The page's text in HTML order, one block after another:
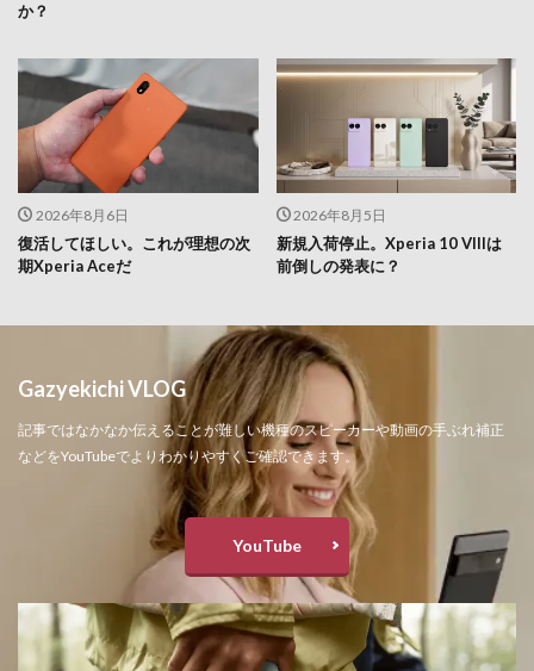
か？
2026年8月6日
復活してほしい。これが理想の次
期Xperia Aceだ
2026年8月5日
新規入荷停止。Xperia 10 VIIIは
前倒しの発表に？
Gazyekichi VLOG
記事ではなかなか伝えることが難しい機種のスピーカーや動画の手ぶれ補正
などをYouTubeでよりわかりやすくご確認できます。
YouTube